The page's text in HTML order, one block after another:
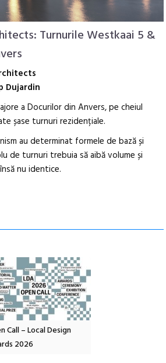
Turnurile Westkaai 5 &
Dujardin
a Docurilor din Anvers, pe cheiul
șase turnuri rezidențiale.
au determinat formele de bază și
de turnuri trebuia să aibă volume și
nu identice.
Call – Local Design
2026